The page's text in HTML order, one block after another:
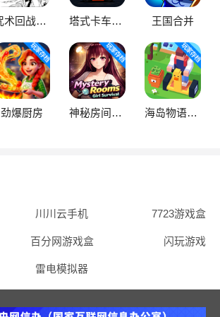
咒术回战：爱憎乱斗 塔式卡车：僵尸围攻 王国合并
劲爆厨房 神秘房间：女孩生存 海岛物语：放置大亨
川川云手机 7723游戏盒
百分网游戏盒 闪玩游戏
雷电模拟器